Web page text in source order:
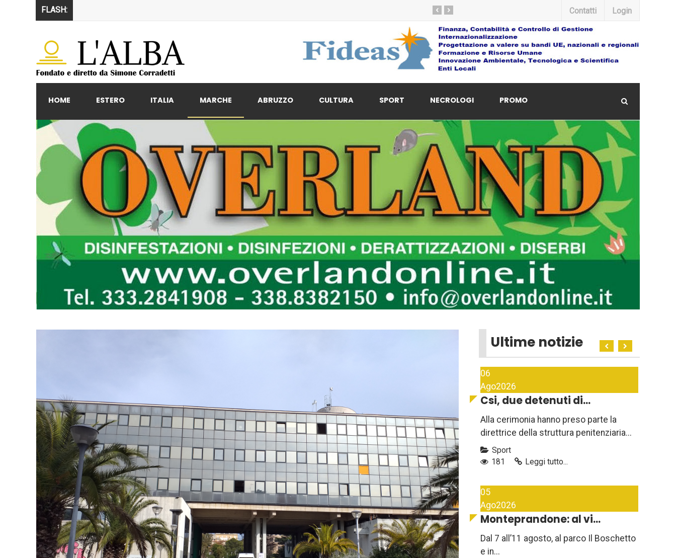
FLASH: ›
‹ Contatti Login
HOME ESTERO ITALIA MARCHE ABRUZZO CULTURA SPORT NECROLOGI PROMO
Ultime notizie
06
Ago2026
Csi, due detenuti di...
Alla cerimonia hanno preso parte la
direttrice della struttura penitenziaria...
Sport
181
Leggi tutto...
05
Ago2026
Monteprandone: al vi...
Dal 7 all’11 agosto, al parco Il Boschetto
e in...